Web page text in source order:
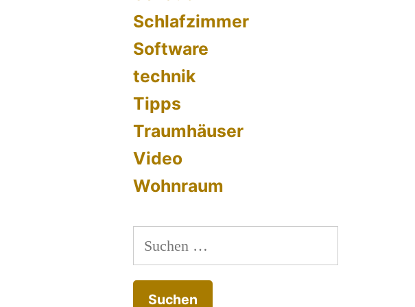
Schlafzimmer
Software
technik
Tipps
Traumhäuser
Video
Wohnraum
Suchen
nach: